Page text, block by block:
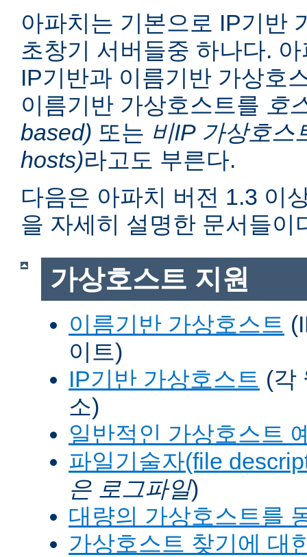
아파치는 기본으로 IP기반
초창기 서버들중 하나다.
IP기반과 이름기반 가상호
이름기반 가상호스트를 호
based) 또는 비IP 가상호스
hosts)라고도 부른다.
다음은 아파치 버전 1.3 이
을 자세히 설명한 문서들이
가상호스트 지원
이름기반 가상호스트
이트)
IP기반 가상호스트 (각
소)
일반적인 가상호스트
파일기술자(file
은 로그파일)
대량의 가상호스트를
가상호스트 찾기에 대